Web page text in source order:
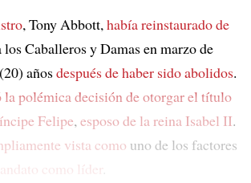
, Tony Abbott,había reinstaurado de
Caballeros y Damas en marzo de
añosdespués de haber sido abolidos.
la polémica decisión deotorgar el título
Felipe,esposo de la reina Isabel II.
vista como uno de los factores
como líder